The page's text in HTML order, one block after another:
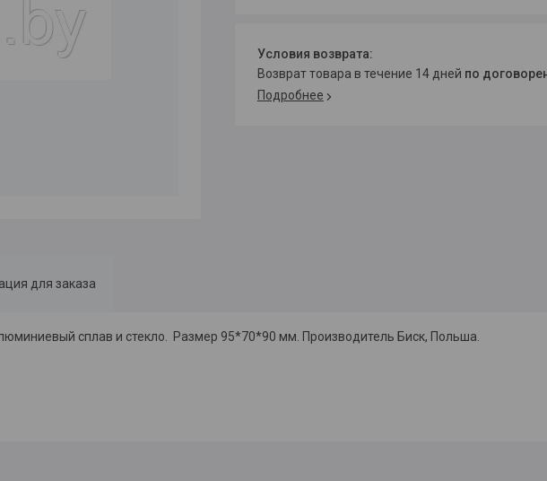
возврат товара в течение 14 дней по
Подробнее
для заказа
сплав и стекло. Размер 95*70*90 мм. Производитель Биск, Польша.